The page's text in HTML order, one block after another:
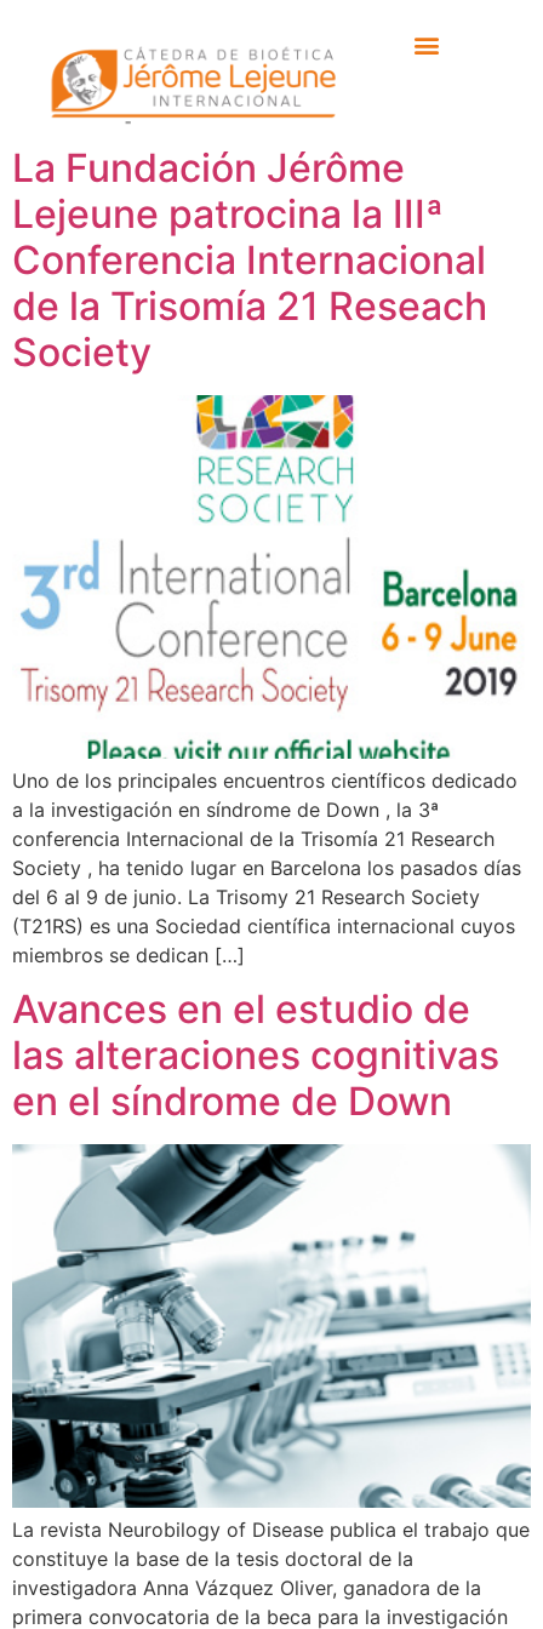
Etiqueta: anna
vázquez oliver
La Fundación Jérôme
Lejeune patrocina la IIIª
Conferencia Internacional
de la Trisomía 21 Reseach
Society
Uno de los principales encuentros científicos dedicado
a la investigación en síndrome de Down , la 3ª
conferencia Internacional de la Trisomía 21 Research
Society , ha tenido lugar en Barcelona los pasados días
del 6 al 9 de junio. La Trisomy 21 Research Society
(T21RS) es una Sociedad científica internacional cuyos
miembros se dedican […]
Avances en el estudio de
las alteraciones cognitivas
en el síndrome de Down
La revista Neurobilogy of Disease publica el trabajo que
constituye la base de la tesis doctoral de la
investigadora Anna Vázquez Oliver, ganadora de la
primera convocatoria de la beca para la investigación